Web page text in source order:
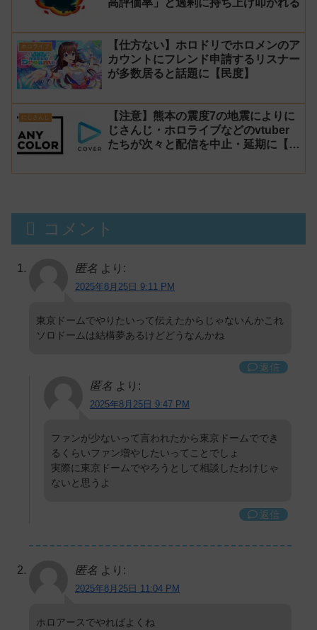
高評価率」と過剰に持ち上げ叩かれる
ホロライブ
【仕方ない】ホロドリでホロメンのア
カウントにフレンド申請するリスナー
が多数居ると話題に【民度】
にじさんじ
【注意】熊本の震度7の地震によりに
じさんじ・ホロライブなどのvtuber
たちが次々と配信を中止・延期に【不
コメント
匿名 より:
2025年8月25日 9:11 PM
東京ドームでやりたいって伝えたからじゃないんかこれ
ソロドームは結構夢あるけどどうなんかね
返信
匿名 より:
2025年8月25日 9:47 PM
ファンが少ないって言われたから東京ドームででき
るくらいファン増やしたいってことでしょ
実際に東京ドームでやろうとして相談したわけじゃ
ないと思うよ
返信
匿名 より:
2025年8月25日 11:04 PM
ホロアースでやればよくね